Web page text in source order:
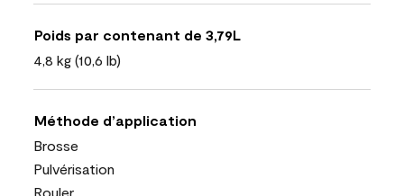
Poids par contenant de 3,79L
4,8 kg (10,6 lb)
Méthode d’application
Brosse
Pulvérisation
Rouler